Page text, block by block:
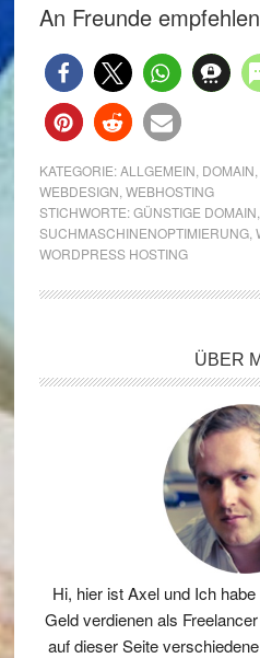
An Freunde
KATEGORIE:ALLGEMEIN DOMAIN
WEBDESIGN WEBHOSTING
STICHWORTE:GÜNSTIGE DOMAIN
SUCHMASCHINENOPTIMIERUNG,
WORDPRESS HOSTING
ÜBER
Hi, hier ist Axel und Ich
Geld verdienen als
auf dieser Seite